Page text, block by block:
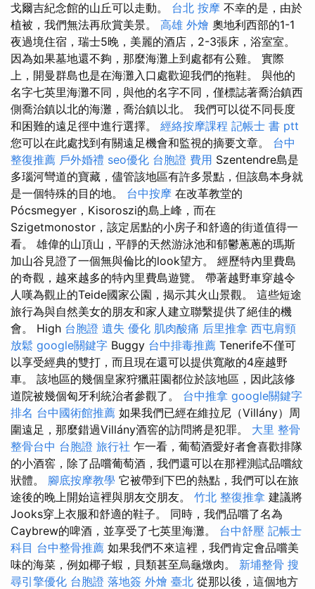
戈爾吉紀念館的山丘可以走動。 台北 按摩 不幸的是，由於
植被，我們無法再欣賞美景。 高雄 外燴 奧地利西部的1-1
夜過境住宿，瑞士5晚，美麗的酒店，2-3張床，浴室室。
因為如果墓地還不夠，那麼海灘上到處都有公雞。 實際
上，開曼群島也是在海灘入口處歡迎我們的拖鞋。 與他的
名字七英里海灘不同，與他的名字不同，僅標誌著喬治鎮西
側喬治鎮以北的海灘，喬治鎮以北。 我們可以從不同長度
和困難的遠足徑中進行選擇。 經絡按摩課程 記帳士 書 ptt
您可以在此處找到有關遠足機會和監視的摘要文章。 台中
整復推薦 戶外婚禮 seo優化 台胞證 費用 Szentendre島是
多瑙河彎道的寶藏，儘管該地區有許多景點，但該島本身就
是一個特殊的目的地。 台中按摩 在改革教堂的
Pócsmegyer，Kisoroszi的島上峰，而在
Szigetmonostor，該定居點的小房子和舒適的街道值得一
看。 雄偉的山頂山，平靜的天然游泳池和郁鬱蔥蔥的瑪斯
加山谷見證了一個無與倫比的look望方。 經歷特內里費島
的奇觀，越來越多的特內里費島遊覽。 帶著越野車穿越令
人嘆為觀止的Teide國家公園，揭示其火山景觀。 這些短途
旅行為與自然美女的朋友和家人建立聯繫提供了絕佳的機
會。 High 台胞證 遺失 優化 肌肉酸痛 后里推拿 西屯肩頸
放鬆 google關鍵字 Buggy 台中排毒推薦 Tenerife不僅可
以享受經典的雙打，而且現在還可以提供寬敞的4座越野
車。 該地區的幾個皇家狩獵莊園都位於該地區，因此該修
道院被幾個匈牙利統治者參觀了。 台中推拿 google關鍵字
排名 台中國術館推薦 如果我們已經在維拉尼（Villány）周
圍遠足，那麼錯過Villány酒窖的訪問將是犯罪。 大里 整骨
整骨台中 台胞證 旅行社 乍一看，葡萄酒愛好者會喜歡排隊
的小酒窖，除了品嚐葡萄酒，我們還可以在那裡測試品嚐紋
狀體。 腳底按摩教學 它被帶到下巴的熱點，我們可以在旅
途後的晚上開始這裡與朋友交朋友。 竹北 整復推拿 建議將
Jooks穿上衣服和舒適的鞋子。 同時，我們品嚐了名為
Caybrew的啤酒，並享受了七英里海灘。 台中舒壓 記帳士
科目 台中整骨推薦 如果我們不來這裡，我們肯定會品嚐美
味的海菜，例如椰子蝦，貝類甚至烏龜燉肉。 新埔整骨 搜
尋引擎優化 台胞證 落地簽 外燴 臺北 從那以後，這個地方